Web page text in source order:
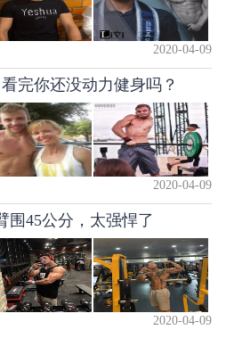
2020-04-09
完你还没动力健身吗？
2020-04-09
围45公分，太强悍了
2020-04-09